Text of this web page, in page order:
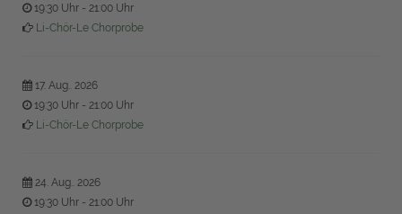
19:30 Uhr - 21:00 Uhr
Li-Chör-Le Chorprobe
17. Aug.. 2026
19:30 Uhr - 21:00 Uhr
Li-Chör-Le Chorprobe
24. Aug.. 2026
19:30 Uhr - 21:00 Uhr